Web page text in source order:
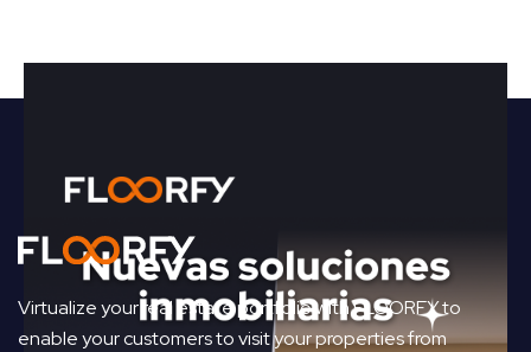
Virtualize your real estate portfolio with FLOORFY to
enable your customers to visit your properties from